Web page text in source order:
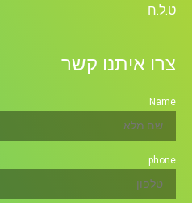
ט.ל.ח
צרו איתנו קשר
Name
phone